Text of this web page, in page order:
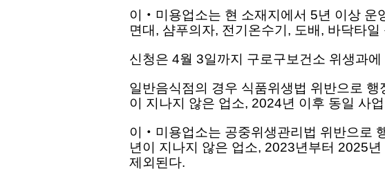
이‧미용업소는 현 소재지에서 5년 이상 운
면대, 샴푸의자, 전기온수기, 도배, 바닥타
신청은 4월 3일까지 구로구보건소 위생과
일반음식점의 경우 식품위생법 위반으로
이 지나지 않은 업소, 2024년 이후 동일 사
이‧미용업소는 공중위생관리법 위반으로
년이 지나지 않은 업소, 2023년부터 2025
제외된다.